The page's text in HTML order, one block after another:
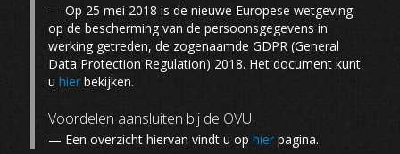
— Op 25 mei 2018 is de nieuwe Europese wetgeving
op de bescherming van de persoonsgegevens in
werking getreden, de zogenaamde GDPR (General
Data Protection Regulation) 2018. Het document kunt
u hier bekijken.
Voordelen aansluiten bij de OVU
— Een overzicht hiervan vindt u op hier pagina.